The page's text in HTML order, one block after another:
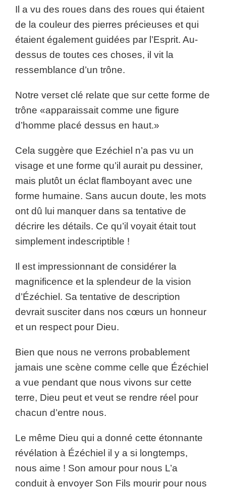
Il a vu des roues dans des roues qui étaient
de la couleur des pierres précieuses et qui
étaient également guidées par l’Esprit. Au-
dessus de toutes ces choses, il vit la
ressemblance d’un trône.
Notre verset clé relate que sur cette forme de
trône «apparaissait comme une figure
d’homme placé dessus en haut.»
Cela suggère que Ezéchiel n’a pas vu un
visage et une forme qu’il aurait pu dessiner,
mais plutôt un éclat flamboyant avec une
forme humaine. Sans aucun doute, les mots
ont dû lui manquer dans sa tentative de
décrire les détails. Ce qu’il voyait était tout
simplement indescriptible !
Il est impressionnant de considérer la
magnificence et la splendeur de la vision
d’Ézéchiel. Sa tentative de description
devrait susciter dans nos cœurs un honneur
et un respect pour Dieu.
Bien que nous ne verrons probablement
jamais une scène comme celle que Ézéchiel
a vue pendant que nous vivons sur cette
terre, Dieu peut et veut se rendre réel pour
chacun d’entre nous.
Le même Dieu qui a donné cette étonnante
révélation à Ézéchiel il y a si longtemps,
nous aime ! Son amour pour nous L’a
conduit à envoyer Son Fils mourir pour nous